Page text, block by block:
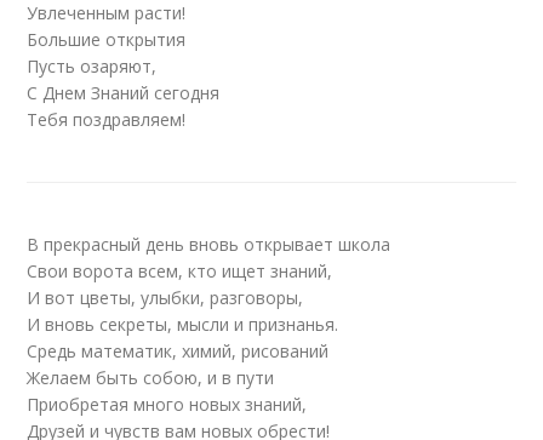
Увлеченным расти!
Большие открытия
Пусть озаряют,
С Днем Знаний сегодня
Тебя поздравляем!
В прекрасный день вновь открывает школа
Свои ворота всем, кто ищет знаний,
И вот цветы, улыбки, разговоры,
И вновь секреты, мысли и признанья.
Средь математик, химий, рисований
Желаем быть собою, и в пути
Приобретая много новых знаний,
Друзей и чувств вам новых обрести!